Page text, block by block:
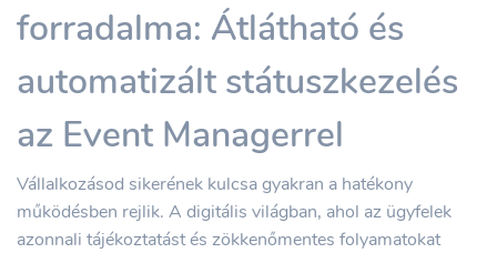
forradalma: Átlátható és
automatizált státuszkezelés
az Event Managerrel
Vállalkozásod sikerének kulcsa gyakran a hatékony
működésben rejlik. A digitális világban, ahol az ügyfelek
azonnali tájékoztatást és zökkenőmentes folyamatokat